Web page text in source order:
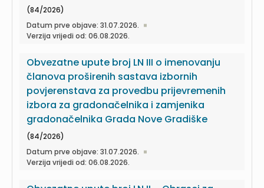
(84/2026)
Datum prve objave: 31.07.2026.
Verzija vrijedi od: 06.08.2026.
Obvezatne upute broj LN III o imenovanju
članova proširenih sastava izbornih
povjerenstava za provedbu prijevremenih
izbora za gradonačelnika i zamjenika
gradonačelnika Grada Nove Gradiške
(84/2026)
Datum prve objave: 31.07.2026.
Verzija vrijedi od: 06.08.2026.